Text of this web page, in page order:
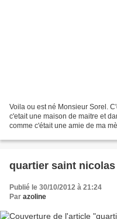
Voila ou est né Monsieur Sorel.
c'etait une maison de maitre et
comme c'était une amie de ma
quartier saint
Publié le 30/10/2012 à 21:24
Par azoline